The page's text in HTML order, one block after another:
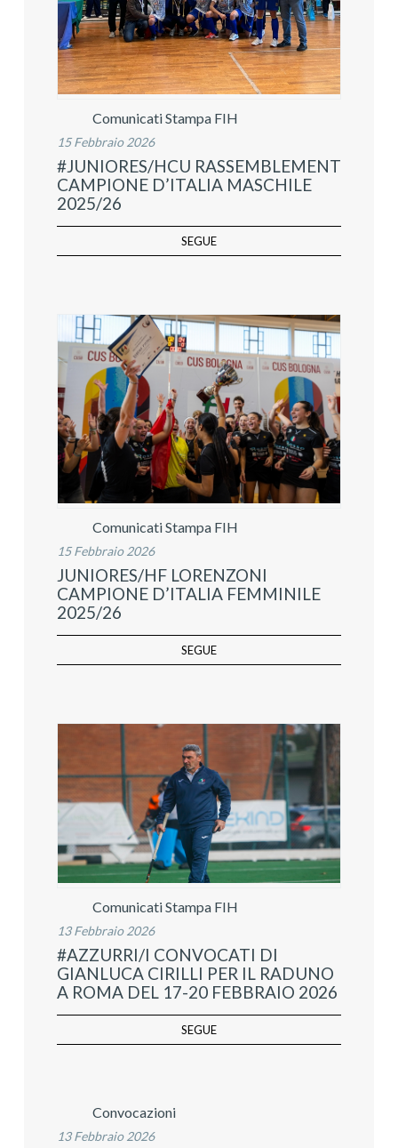
Comunicati Stampa FIH
15 Febbraio 2026
#JUNIORES/HCU RASSEMBLEMENT
CAMPIONE D’ITALIA MASCHILE
2025/26
SEGUE
Comunicati Stampa FIH
15 Febbraio 2026
JUNIORES/HF LORENZONI
CAMPIONE D’ITALIA FEMMINILE
2025/26
SEGUE
Comunicati Stampa FIH
13 Febbraio 2026
#AZZURRI/I CONVOCATI DI
GIANLUCA CIRILLI PER IL RADUNO
A ROMA DEL 17-20 FEBBRAIO 2026
SEGUE
Convocazioni
13 Febbraio 2026